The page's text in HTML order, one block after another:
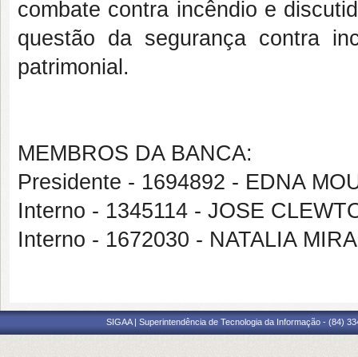
combate contra incêndio e
questão da segurança contra
patrimonial.
MEMBROS DA BANCA:
Presidente - 1694892 - EDNA
Interno - 1345114 - JOSE
Interno - 1672030 - NATALIA
SIGAA | Superintendência de Tecnologia da Informação - (84)